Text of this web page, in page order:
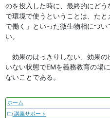
のを投入した時に、最終的にど
で環境で使うということは、た
で働く」といった微生物相につ
い。
効果のはっきりしない、効果の
いない状態でEMを義務教育の場
ないことである。
ナ
ビ
ホーム
講義サポート